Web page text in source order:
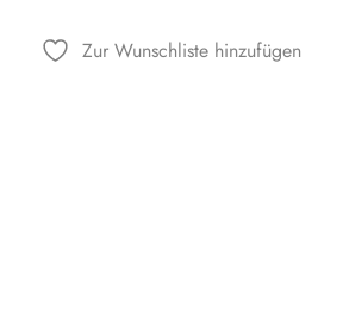
Zur Wunschliste hinzufügen